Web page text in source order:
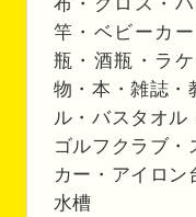
竿・ベビーカ
瓶・酒瓶・ラ
物・本・雑誌・
ル・バスタオル
ゴルフクラブ
カー・アイロン
水槽